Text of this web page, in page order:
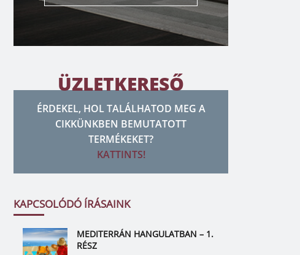
ÜZLETKERESŐ
ÉRDEKEL, HOL TALÁLHATOD MEG A
CIKKÜNKBEN BEMUTATOTT
TERMÉKEKET?
KATTINTS!
KAPCSOLÓDÓ ÍRÁSAINK
MEDITERRÁN HANGULATBAN – 1.
RÉSZ